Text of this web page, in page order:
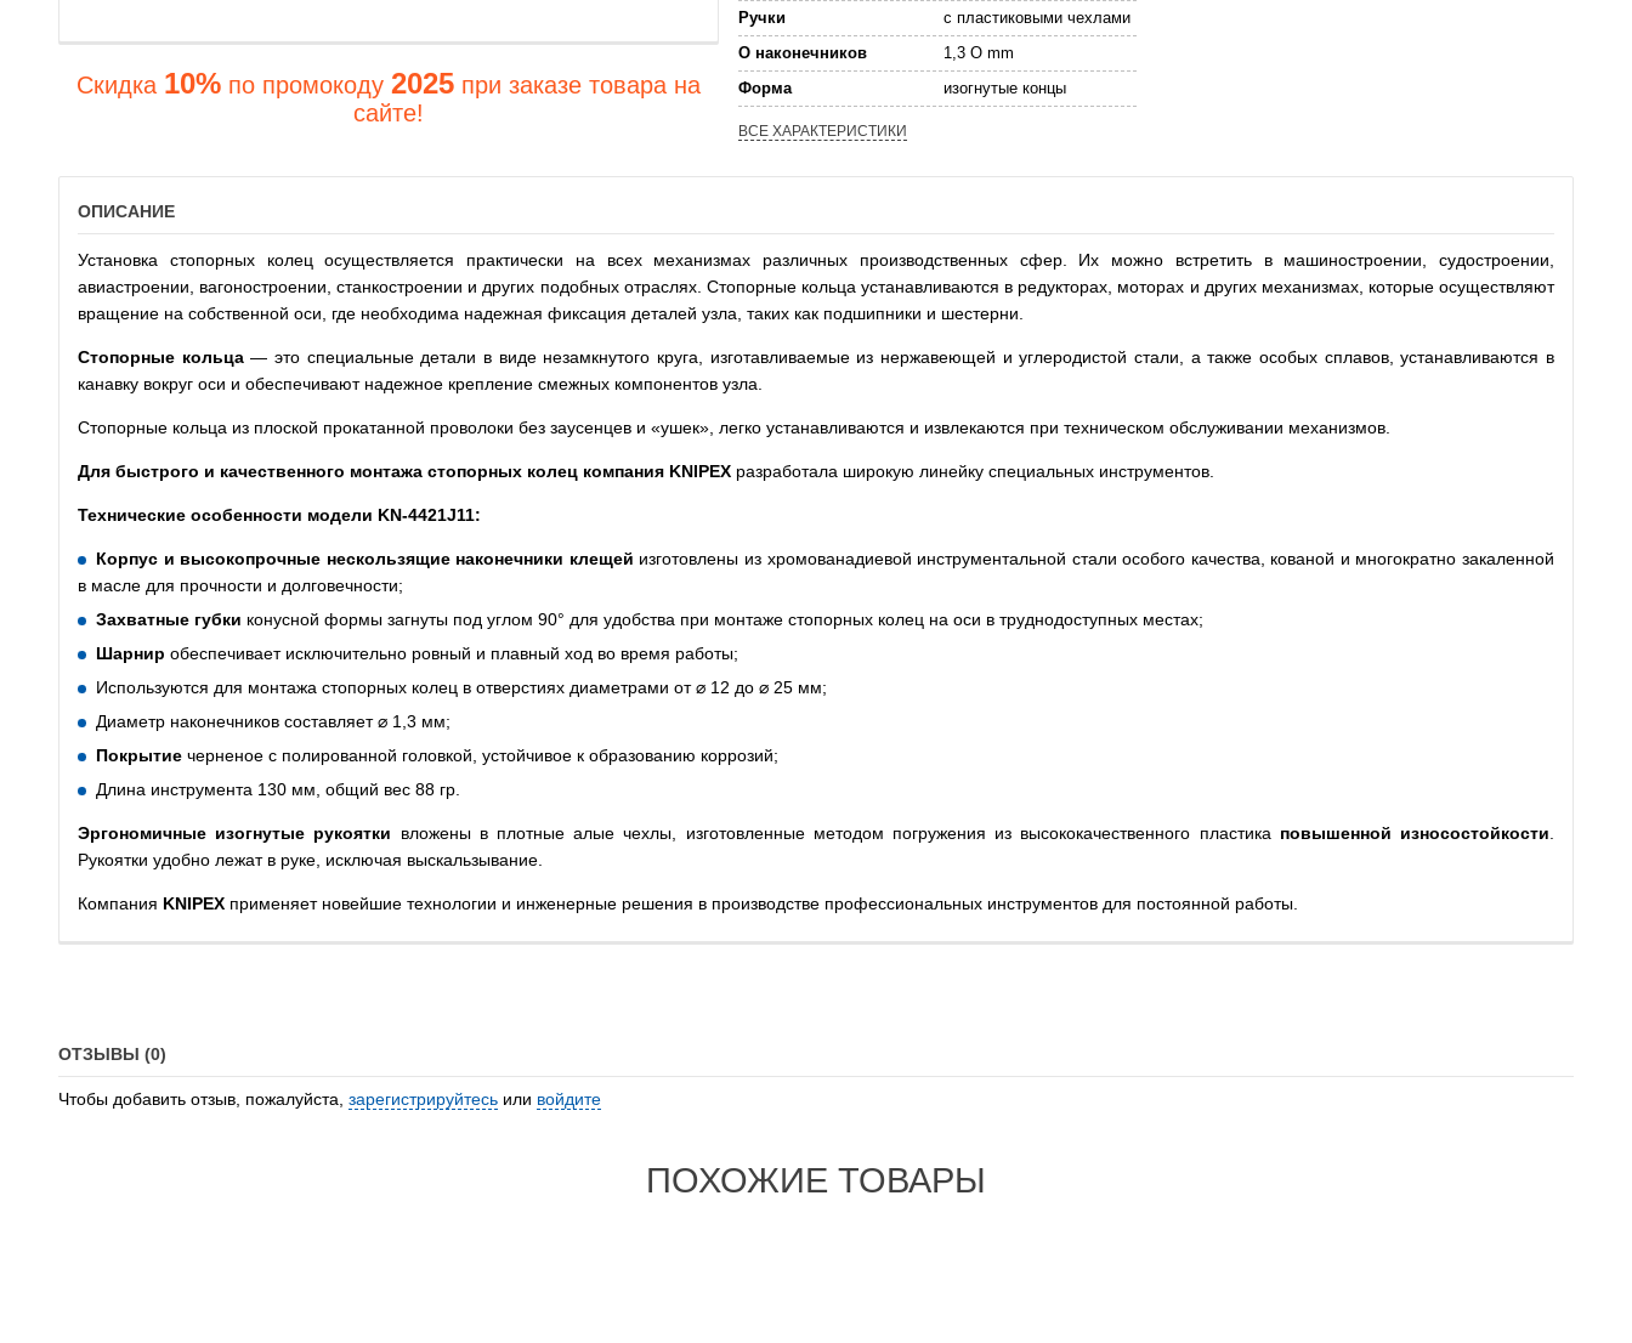
Скидка 10% по промокоду 2025 при заказе товара на
сайте!
Ручки
с пластиковыми чехлами
O наконечников
1,3 O mm
Форма
изогнутые концы
ВСЕ ХАРАКТЕРИСТИКИ
ОПИСАНИЕ
Установка стопорных колец осуществляется практически на всех механизмах различных производственных сфер. Их можно встретить в машиностроении, судостроении,
авиастроении, вагоностроении, станкостроении и других подобных отраслях. Стопорные кольца устанавливаются в редукторах, моторах и других механизмах, которые осуществляют
вращение на собственной оси, где необходима надежная фиксация деталей узла, таких как подшипники и шестерни.
Стопорные кольца— это специальные детали в виде незамкнутого круга, изготавливаемые из нержавеющей и углеродистой стали, а также особых сплавов, устанавливаются в
канавку вокруг оси и обеспечивают надежное крепление смежных компонентов узла.
Стопорные кольца из плоской прокатанной проволоки без заусенцев и «ушек», легко устанавливаются и извлекаются при техническом обслуживании механизмов.
Для быстрого и качественного монтажа стопорных колец компания KNIPEX разработала широкую линейку специальных инструментов.
Технические особенности модели KN-4421J11:
Корпус и высокопрочные нескользящие наконечники клещей изготовлены из хромованадиевой инструментальной стали особого качества, кованой и многократно закаленной
в масле для прочности и долговечности;
Захватные губки конусной формы загнуты под углом 90° для удобства при монтаже стопорных колец на оси в труднодоступных местах;
Шарнир обеспечивает исключительно ровный и плавный ход во время работы;
Используются для монтажа стопорных колец в отверстиях диаметрами от ⌀ 12 до ⌀ 25 мм;
Диаметр наконечников составляет ⌀ 1,3 мм;
Покрытие черненое с полированной головкой, устойчивое к образованию коррозий;
Длина инструмента 130 мм, общий вес 88 гр.
Эргономичные изогнутые рукоятки вложены в плотные алые чехлы, изготовленные методом погружения из высококачественного пластика повышенной износостойкости
Рукоятки удобно лежат в руке, исключая выскальзывание.
Компания KNIPEX применяет новейшие технологии и инженерные решения в производстве профессиональных инструментов для постоянной работы.
ОТЗЫВЫ (0)
Чтобы добавить отзыв, пожалуйста, зарегистрируйтесь или войдите
ПОХОЖИЕ ТОВАРЫ